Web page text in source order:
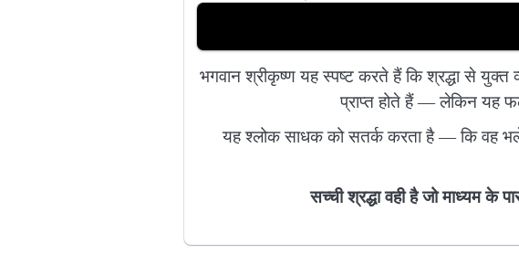
भगवान श्रीकृष्ण यह स्पष्ट करते हैं कि श्रद्धा से
प्राप्त होते हैं — लेकिन यह
यह श्लोक साधक को सतर्क करता है — कि वह भले
सच्ची श्रद्धा वही है जो माध्यम